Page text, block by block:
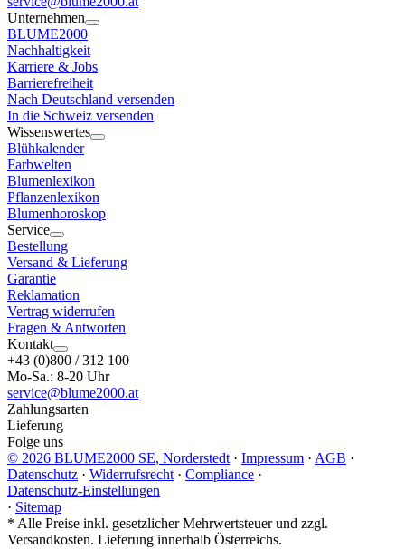
Unternehmen
BLUME2000
Nachhaltigkeit
Karriere & Jobs
Barrierefreiheit
Nach Deutschland versenden
In die Schweiz versenden
Wissenswertes
Blühkalender
Farbwelten
Blumenlexikon
Pflanzenlexikon
Blumenhoroskop
Service
Bestellung
Versand & Lieferung
Garantie
Reklamation
Vertrag widerrufen
Fragen & Antworten
Kontakt
+43 (0)800 / 312 100
Mo-Sa.: 8-20 Uhr
service@blume2000.at
Zahlungsarten
Lieferung
Folge uns
© 2026 BLUME2000 SE, Norderstedt · Impressum · AGB ·
Datenschutz · Widerrufsrecht · Compliance ·
Datenschutz-Einstellungen
· Sitemap
* Alle Preise inkl. gesetzlicher Mehrwertsteuer und zzgl.
Versandkosten. Lieferung innerhalb Österreichs.